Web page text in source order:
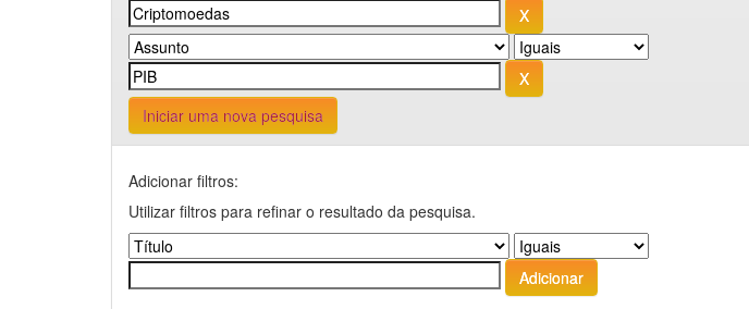
Iniciar uma nova pesquisa
Adicionar filtros:
Utilizar filtros para refinar o resultado da pesquisa.